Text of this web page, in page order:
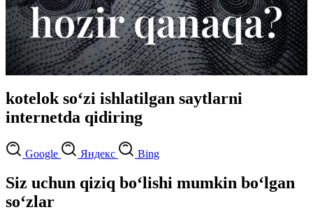
kotelok so‘zi ishlatilgan saytlarni
internetda qidiring
Google Яндекс Bing
Siz uchun qiziq bo‘lishi mumkin bo‘lgan
so‘zlar